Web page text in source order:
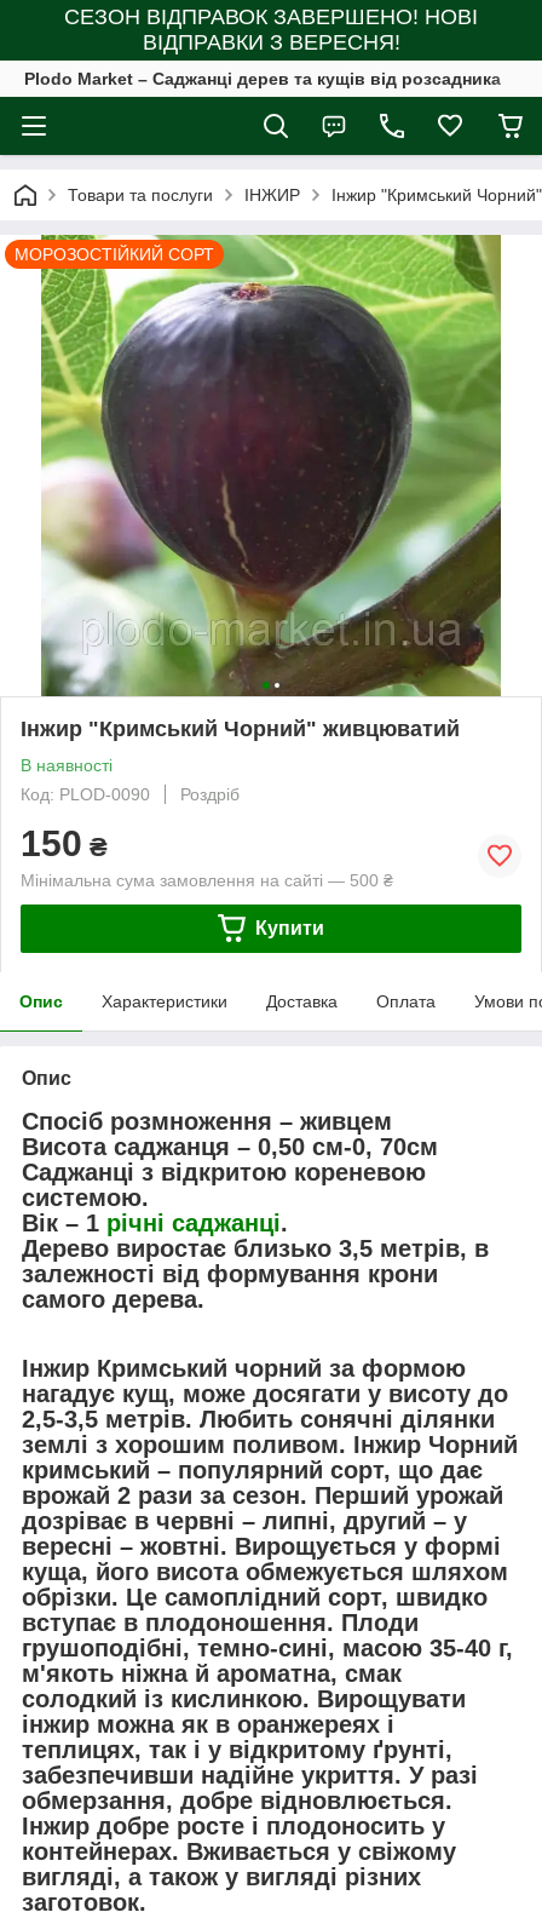
СЕЗОН ВІДПРАВОК ЗАВЕРШЕНО! НОВІ
ВІДПРАВКИ З ВЕРЕСНЯ!
Plodo Market – Саджанці дерев та кущів від розсадника
Товари та послуги ІНЖИР Інжир "Кримський
МОРОЗОСТІЙКИЙ СОРТ
Інжир "Кримський Чорний" живцюватий
В наявності
Код: PLOD-0090
Роздріб
150 ₴
Мінімальна сума замовлення на сайті — 500 ₴
Купити
Опис Характеристики Доставка Оплата Умови
Опис
Спосіб розмноження – живцем
Висота саджанця – 0,50 см-0, 70см
Саджанці з відкритою кореневою
системою.
Вік – 1 річні саджанці.
Дерево виростає близько 3,5 метрів, в
залежності від формування крони
самого дерева.
Інжир Кримський чорний за формою
нагадує кущ, може досягати у висоту до
2,5-3,5 метрів. Любить сонячні ділянки
землі з хорошим поливом. Інжир Чорний
кримський – популярний сорт, що дає
врожай 2 рази за сезон. Перший урожай
дозріває в червні – липні, другий – у
вересні – жовтні. Вирощується у формі
куща, його висота обмежується шляхом
обрізки. Це самоплідний сорт, швидко
вступає в плодоношення. Плоди
грушоподібні, темно-сині, масою 35-40 г,
м'якоть ніжна й ароматна, смак
солодкий із кислинкою. Вирощувати
інжир можна як в оранжереях і
теплицях, так і у відкритому ґрунті,
забезпечивши надійне укриття. У разі
обмерзання, добре відновлюється.
Інжир добре росте і плодоносить у
контейнерах. Вживається у свіжому
вигляді, а також у вигляді різних
заготовок.